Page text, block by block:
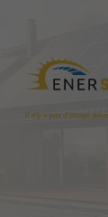
Vous pouvez
Inscription